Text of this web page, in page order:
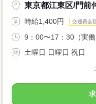
東京都江東区/門前
時給1,400円 交通費全
9：00〜17：30（実
土曜日 日曜日 祝日